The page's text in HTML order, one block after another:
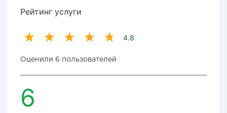
Рейтинг услуги
4.8
Оценили 6 пользователей
6